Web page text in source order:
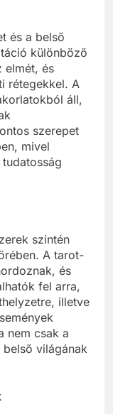
és a belső
különböző
elmét, és
rétegekkel. A
áll,
szerepet
mivel
szintén
A tarot-
és
fel arra,
illetve
nem csak a
világának